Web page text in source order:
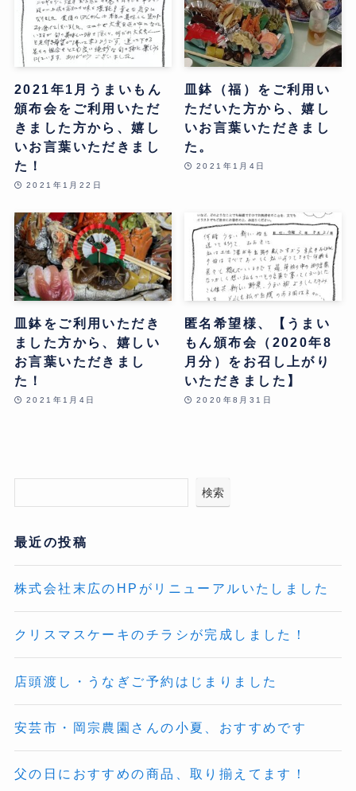
2021年1月うまいもん
頒布会をご利用いただ
きました方から、嬉し
いお言葉いただきまし
た！
2021年1月22日
皿鉢（福）をご利用い
ただいた方から、嬉し
いお言葉いただきまし
た。
2021年1月4日
皿鉢をご利用いただき
ました方から、嬉しい
お言葉いただきまし
た！
2021年1月4日
匿名希望様、【うまい
もん頒布会（2020年8
月分）をお召し上がり
いただきました】
2020年8月31日
検索
最近の投稿
株式会社末広のHPがリニューアルいたしました
クリスマスケーキのチラシが完成しました！
店頭渡し・うなぎご予約はじまりました
安芸市・岡宗農園さんの小夏、おすすめです
父の日におすすめの商品、取り揃えてます！